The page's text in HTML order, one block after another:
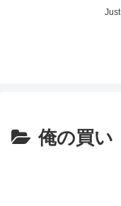
俺の買